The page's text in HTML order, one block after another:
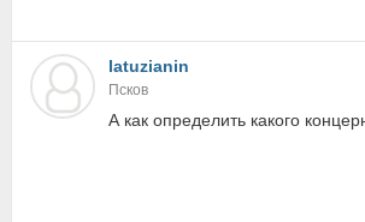
latuzianin
Псков
А как определить какого